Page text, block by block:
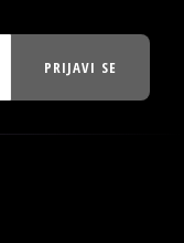
PRIJAVI SE